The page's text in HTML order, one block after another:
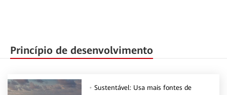
Princípio de desenvolvimento
Sustentável: Usa mais fontes de